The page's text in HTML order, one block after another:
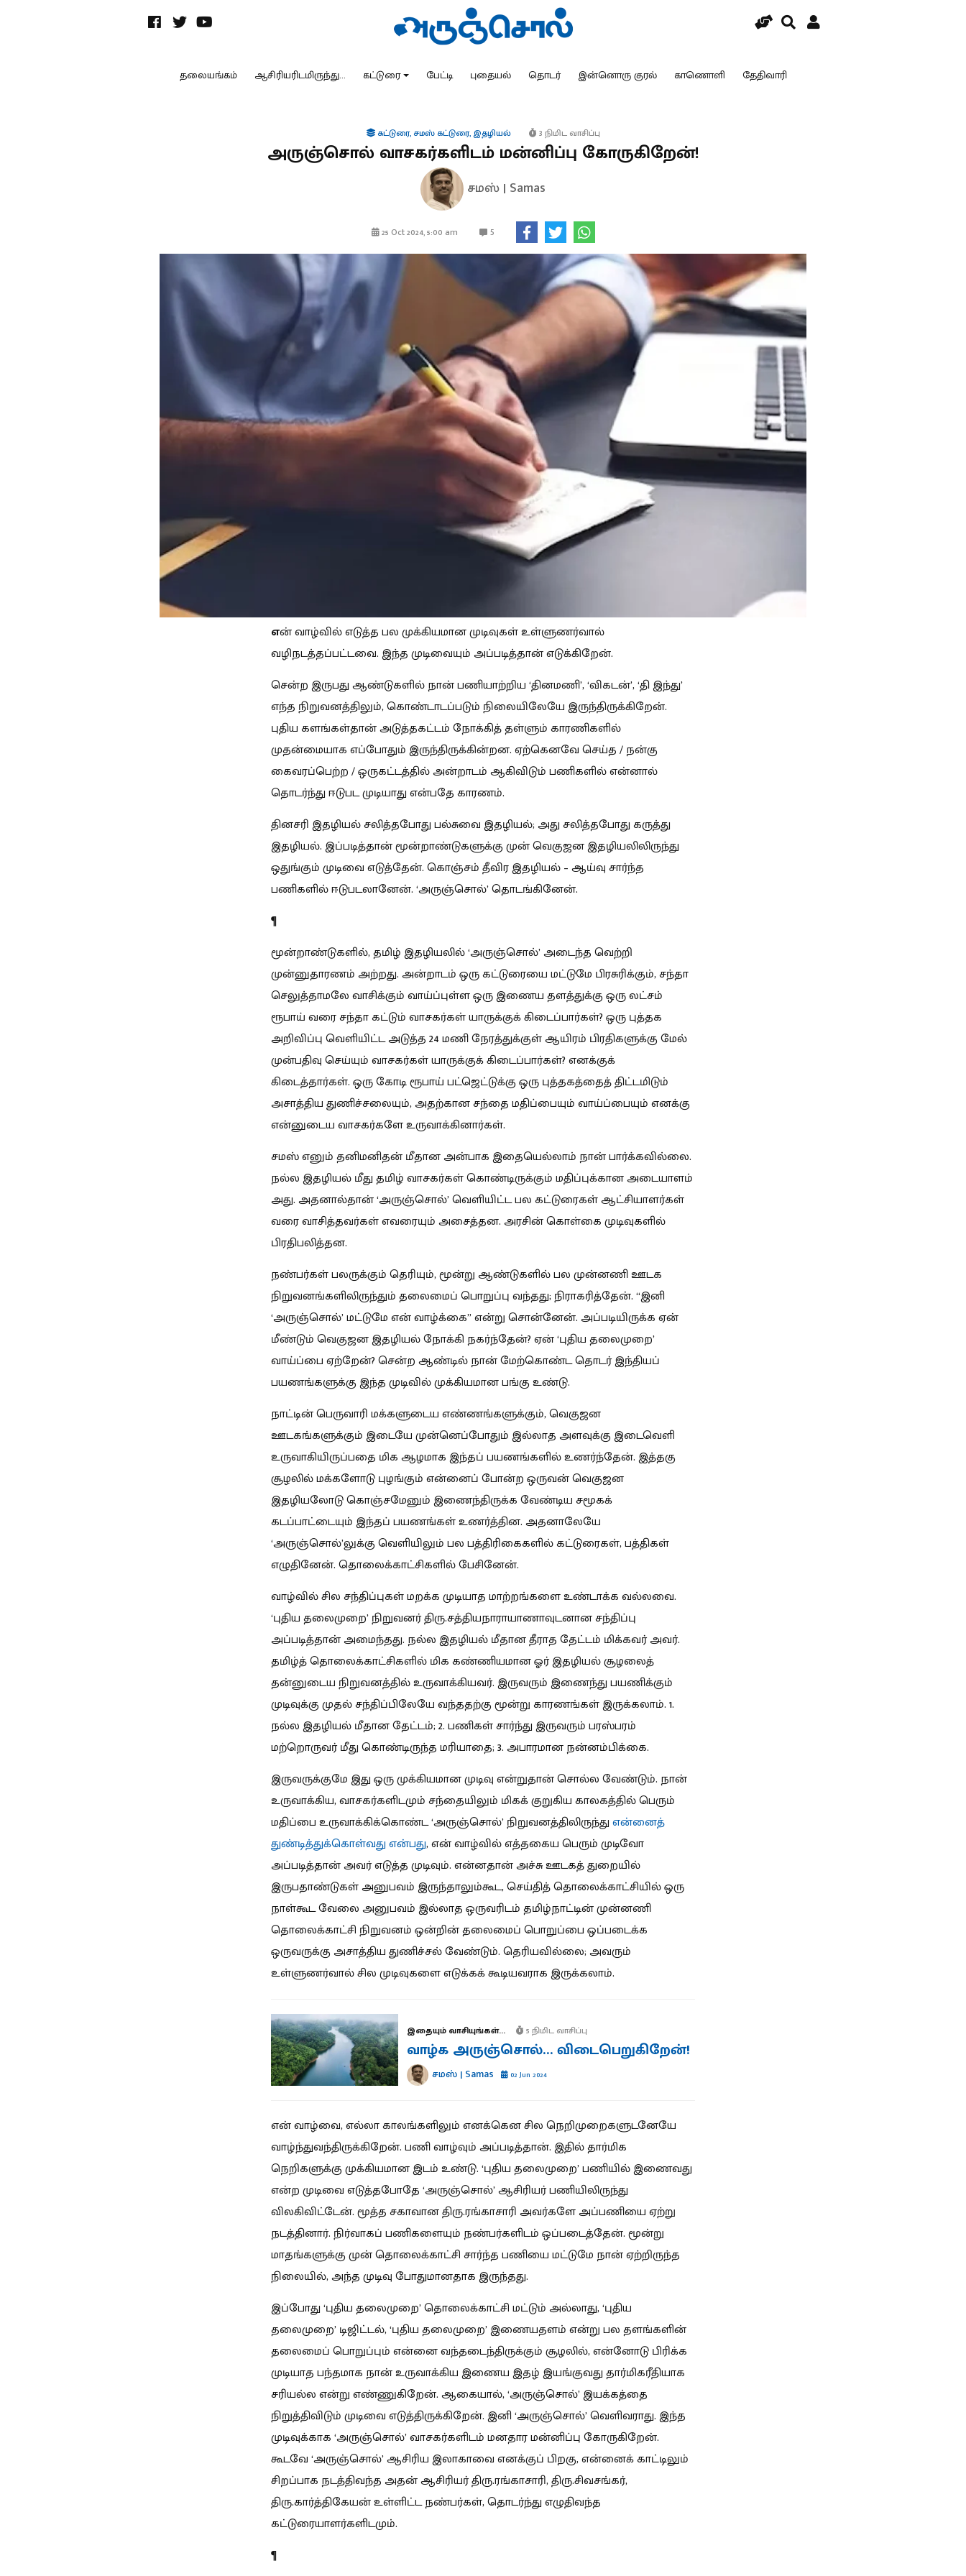
தலையங்கம் ஆசிரியரிடமிருந்து... கட்டுரை பேட்டி புதையல் தொடர் இன்னொரு குரல் காணொளி தேதிவாரி
கட்டுரை,சமஸ் கட்டுரை,இதழியல் 3 நிமிட வாசிப்பு
அருஞ்சொல் வாசகர்களிடம் மன்னிப்பு கோருகிறேன்!
சமஸ் | Samas
25 Oct 2024, 5:00 am 5
என் வாழ்வில் எடுத்த பல முக்கியமான முடிவுகள் உள்ளுணர்வால்
வழிநடத்தப்பட்டவை. இந்த முடிவையும் அப்படித்தான் எடுக்கிறேன்.
சென்ற இருபது ஆண்டுகளில் நான் பணியாற்றிய ‘தினமணி’, ‘விகடன்’, ‘தி இந்து’
எந்த நிறுவனத்திலும், கொண்டாடப்படும் நிலையிலேயே இருந்திருக்கிறேன்.
புதிய களங்கள்தான் அடுத்தகட்டம் நோக்கித் தள்ளும் காரணிகளில்
முதன்மையாக எப்போதும் இருந்திருக்கின்றன. ஏற்கெனவே செய்த / நன்கு
கைவரப்பெற்ற / ஒருகட்டத்தில் அன்றாடம் ஆகிவிடும் பணிகளில் என்னால்
தொடர்ந்து ஈடுபட முடியாது என்பதே காரணம்.
தினசரி இதழியல் சலித்தபோது பல்சுவை இதழியல்; அது சலித்தபோது கருத்து
இதழியல். இப்படித்தான் மூன்றாண்டுகளுக்கு முன் வெகுஜன இதழியலிலிருந்து
ஒதுங்கும் முடிவை எடுத்தேன். கொஞ்சம் தீவிர இதழியல் – ஆய்வு சார்ந்த
பணிகளில் ஈடுபடலானேன். ‘அருஞ்சொல்’ தொடங்கினேன்.
¶
மூன்றாண்டுகளில், தமிழ் இதழியலில் ‘அருஞ்சொல்’ அடைந்த வெற்றி
முன்னுதாரணம் அற்றது. அன்றாடம் ஒரு கட்டுரையை மட்டுமே பிரசுரிக்கும், சந்தா
செலுத்தாமலே வாசிக்கும் வாய்ப்புள்ள ஒரு இணைய தளத்துக்கு ஒரு லட்சம்
ரூபாய் வரை சந்தா கட்டும் வாசகர்கள் யாருக்குக் கிடைப்பார்கள்? ஒரு புத்தக
அறிவிப்பு வெளியிட்ட அடுத்த 24 மணி நேரத்துக்குள் ஆயிரம் பிரதிகளுக்கு மேல்
முன்பதிவு செய்யும் வாசகர்கள் யாருக்குக் கிடைப்பார்கள்? எனக்குக்
கிடைத்தார்கள். ஒரு கோடி ரூபாய் பட்ஜெட்டுக்கு ஒரு புத்தகத்தைத் திட்டமிடும்
அசாத்திய துணிச்சலையும், அதற்கான சந்தை மதிப்பையும் வாய்ப்பையும் எனக்கு
என்னுடைய வாசகர்களே உருவாக்கினார்கள்.
சமஸ் எனும் தனிமனிதன் மீதான அன்பாக இதையெல்லாம் நான் பார்க்கவில்லை.
நல்ல இதழியல் மீது தமிழ் வாசகர்கள் கொண்டிருக்கும் மதிப்புக்கான அடையாளம்
அது. அதனால்தான் ‘அருஞ்சொல்’ வெளியிட்ட பல கட்டுரைகள் ஆட்சியாளர்கள்
வரை வாசித்தவர்கள் எவரையும் அசைத்தன. அரசின் கொள்கை முடிவுகளில்
பிரதிபலித்தன.
நண்பர்கள் பலருக்கும் தெரியும், மூன்று ஆண்டுகளில் பல முன்னணி ஊடக
நிறுவனங்களிலிருந்தும் தலைமைப் பொறுப்பு வந்தது; நிராகரித்தேன். “இனி
‘அருஞ்சொல்’ மட்டுமே என் வாழ்க்கை” என்று சொன்னேன். அப்படியிருக்க ஏன்
மீண்டும் வெகுஜன இதழியல் நோக்கி நகர்ந்தேன்? ஏன் ‘புதிய தலைமுறை’
வாய்ப்பை ஏற்றேன்? சென்ற ஆண்டில் நான் மேற்கொண்ட தொடர் இந்தியப்
பயணங்களுக்கு இந்த முடிவில் முக்கியமான பங்கு உண்டு.
நாட்டின் பெருவாரி மக்களுடைய எண்ணங்களுக்கும், வெகுஜன
ஊடகங்களுக்கும் இடையே முன்னெப்போதும் இல்லாத அளவுக்கு இடைவெளி
உருவாகியிருப்பதை மிக ஆழமாக இந்தப் பயணங்களில் உணர்ந்தேன். இத்தகு
சூழலில் மக்களோடு புழங்கும் என்னைப் போன்ற ஒருவன் வெகுஜன
இதழியலோடு கொஞ்சமேனும் இணைந்திருக்க வேண்டிய சமூகக்
கடப்பாட்டையும் இந்தப் பயணங்கள் உணர்த்தின. அதனாலேயே
‘அருஞ்சொல்’லுக்கு வெளியிலும் பல பத்திரிகைகளில் கட்டுரைகள், பத்திகள்
எழுதினேன். தொலைக்காட்சிகளில் பேசினேன்.
வாழ்வில் சில சந்திப்புகள் மறக்க முடியாத மாற்றங்களை உண்டாக்க வல்லவை.
‘புதிய தலைமுறை’ நிறுவனர் திரு.சத்தியநாராயாணாவுடனான சந்திப்பு
அப்படித்தான் அமைந்தது. நல்ல இதழியல் மீதான தீராத தேட்டம் மிக்கவர் அவர்.
தமிழ்த் தொலைக்காட்சிகளில் மிக கண்ணியமான ஓர் இதழியல் சூழலைத்
தன்னுடைய நிறுவனத்தில் உருவாக்கியவர். இருவரும் இணைந்து பயணிக்கும்
முடிவுக்கு முதல் சந்திப்பிலேயே வந்ததற்கு மூன்று காரணங்கள் இருக்கலாம். 1.
நல்ல இதழியல் மீதான தேட்டம்; 2. பணிகள் சார்ந்து இருவரும் பரஸ்பரம்
மற்றொருவர் மீது கொண்டிருந்த மரியாதை; 3. அபாரமான நன்னம்பிக்கை.
இருவருக்குமே இது ஒரு முக்கியமான முடிவு என்றுதான் சொல்ல வேண்டும். நான்
உருவாக்கிய, வாசகர்களிடமும் சந்தையிலும் மிகக் குறுகிய காலகத்தில் பெரும்
மதிப்பை உருவாக்கிக்கொண்ட ‘அருஞ்சொல்’ நிறுவனத்திலிருந்துஎன்னைத்
துண்டித்துக்கொள்வது என்பது, என் வாழ்வில் எத்தகைய பெரும் முடிவோ
அப்படித்தான் அவர் எடுத்த முடிவும். என்னதான் அச்சு ஊடகத் துறையில்
இருபதாண்டுகள் அனுபவம் இருந்தாலும்கூட, செய்தித் தொலைக்காட்சியில் ஒரு
நாள்கூட வேலை அனுபவம் இல்லாத ஒருவரிடம் தமிழ்நாட்டின் முன்னணி
தொலைக்காட்சி நிறுவனம் ஒன்றின் தலைமைப் பொறுப்பை ஒப்படைக்க
ஒருவருக்கு அசாத்திய துணிச்சல் வேண்டும். தெரியவில்லை; அவரும்
உள்ளுணர்வால் சில முடிவுகளை எடுக்கக் கூடியவராக இருக்கலாம்.
இதையும் வாசியுங்கள்... 5 நிமிட வாசிப்பு
வாழ்க அருஞ்சொல்… விடைபெறுகிறேன்!
சமஸ் | Samas 02 Jun 2024
என் வாழ்வை, எல்லா காலங்களிலும் எனக்கென சில நெறிமுறைகளுடனேயே
வாழ்ந்துவந்திருக்கிறேன். பணி வாழ்வும் அப்படித்தான். இதில் தார்மிக
நெறிகளுக்கு முக்கியமான இடம் உண்டு. ‘புதிய தலைமுறை’ பணியில் இணைவது
என்ற முடிவை எடுத்தபோதே ‘அருஞ்சொல்’ ஆசிரியர் பணியிலிருந்து
விலகிவிட்டேன். மூத்த சகாவான திரு.ரங்காசாரி அவர்களே அப்பணியை ஏற்று
நடத்தினார். நிர்வாகப் பணிகளையும் நண்பர்களிடம் ஒப்படைத்தேன். மூன்று
மாதங்களுக்கு முன் தொலைக்காட்சி சார்ந்த பணியை மட்டுமே நான் ஏற்றிருந்த
நிலையில், அந்த முடிவு போதுமானதாக இருந்தது.
இப்போது ‘புதிய தலைமுறை’ தொலைக்காட்சி மட்டும் அல்லாது, ‘புதிய
தலைமுறை’ டிஜிட்டல், ‘புதிய தலைமுறை’ இணையதளம் என்று பல தளங்களின்
தலைமைப் பொறுப்பும் என்னை வந்தடைந்திருக்கும் சூழலில், என்னோடு பிரிக்க
முடியாத பந்தமாக நான் உருவாக்கிய இணைய இதழ் இயங்குவது தார்மிகரீதியாக
சரியல்ல என்று எண்ணுகிறேன். ஆகையால், ‘அருஞ்சொல்’ இயக்கத்தை
நிறுத்திவிடும் முடிவை எடுத்திருக்கிறேன். இனி ‘அருஞ்சொல்’ வெளிவராது. இந்த
முடிவுக்காக ‘அருஞ்சொல்’ வாசகர்களிடம் மனதார மன்னிப்பு கோருகிறேன்.
கூடவே ‘அருஞ்சொல்’ ஆசிரிய இலாகாவை எனக்குப் பிறகு, என்னைக் காட்டிலும்
சிறப்பாக நடத்திவந்த அதன் ஆசிரியர் திரு.ரங்காசாரி, திரு.சிவசங்கர்,
திரு.கார்த்திகேயன் உள்ளிட்ட நண்பர்கள், தொடர்ந்து எழுதிவந்த
கட்டுரையாளர்களிடமும்.
¶